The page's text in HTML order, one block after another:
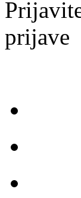
prijave